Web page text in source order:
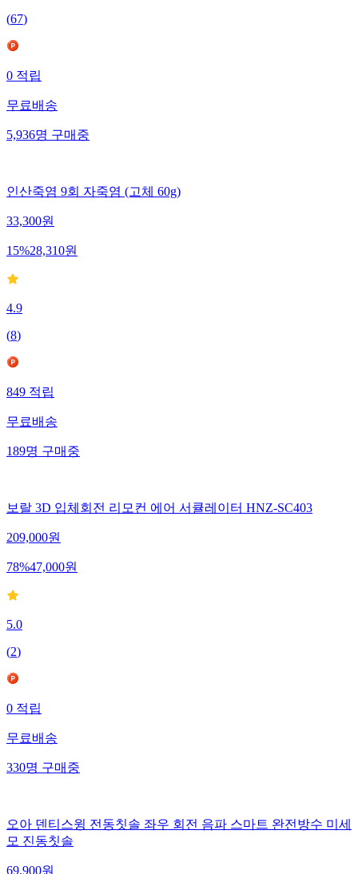
(67)
0 적립
무료배송
5,936명 구매중
인산죽염 9회 자죽염 (고체 60g)
33,300원
15%28,310원
4.9
(8)
849 적립
무료배송
189명 구매중
보랄 3D 입체회전 리모컨 에어 서큘레이터 HNZ-SC403
209,000원
78%47,000원
5.0
(2)
0 적립
무료배송
330명 구매중
오아 덴티스윙 전동칫솔 좌우 회전 음파 스마트 완전방수 미세
모 진동칫솔
69,900원